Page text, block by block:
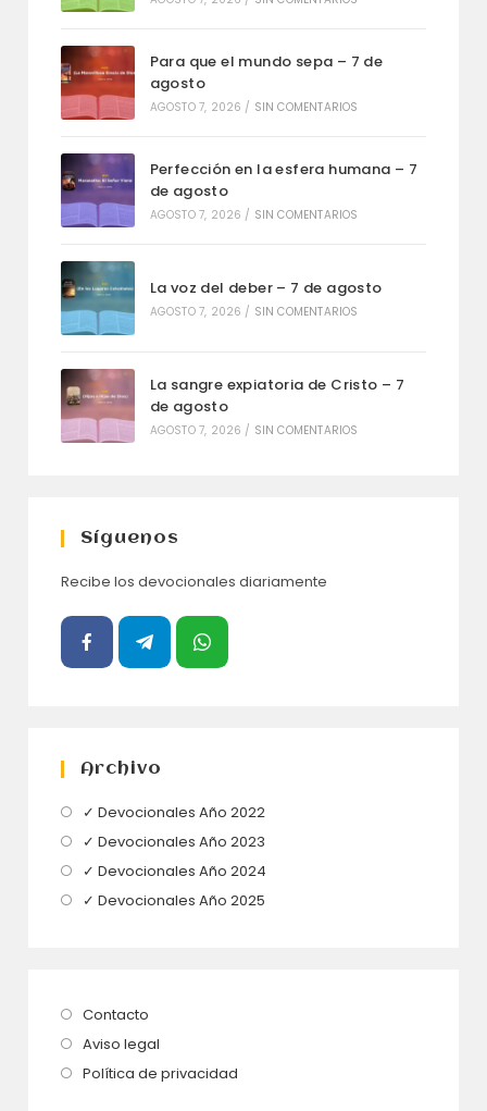
Para que el mundo sepa – 7 de
agosto
AGOSTO 7, 2026 / SIN COMENTARIOS
Perfección en la esfera humana – 7
de agosto
AGOSTO 7, 2026 / SIN COMENTARIOS
La voz del deber – 7 de agosto
AGOSTO 7, 2026 / SIN COMENTARIOS
La sangre expiatoria de Cristo – 7
de agosto
AGOSTO 7, 2026 / SIN COMENTARIOS
Síguenos
Recibe los devocionales diariamente
Archivo
✓ Devocionales Año 2022Se
✓ Devocionales Año 2023
abre
✓ Devocionales Año 2024
✓ Devocionales Año 2025
Contacto
abre
en
Aviso legal
abre
Política de privacidad